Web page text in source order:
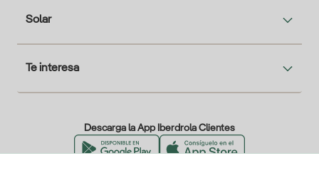
Solar
Te interesa
Descarga la App Iberdrola Clientes